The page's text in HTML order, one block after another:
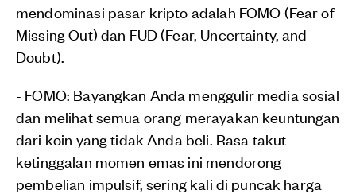
mendominasi pasar kripto adalah FOMO (Fear of
Missing Out) dan FUD (Fear, Uncertainty, and
Doubt).
- FOMO: Bayangkan Anda menggulir media sosial
dan melihat semua orang merayakan keuntungan
dari koin yang tidak Anda beli. Rasa takut
ketinggalan momen emas ini mendorong
pembelian impulsif, sering kali di puncak harga